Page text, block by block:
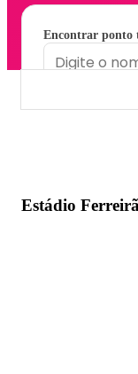
Encontrar ponto
Estádio